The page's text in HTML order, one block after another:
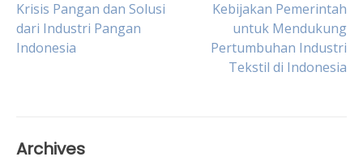
Post
navigation
Krisis Pangan dan Solusi
dari Industri Pangan
Indonesia
Kebijakan Pemerintah
untuk Mendukung
Pertumbuhan Industri
Tekstil di Indonesia
Archives